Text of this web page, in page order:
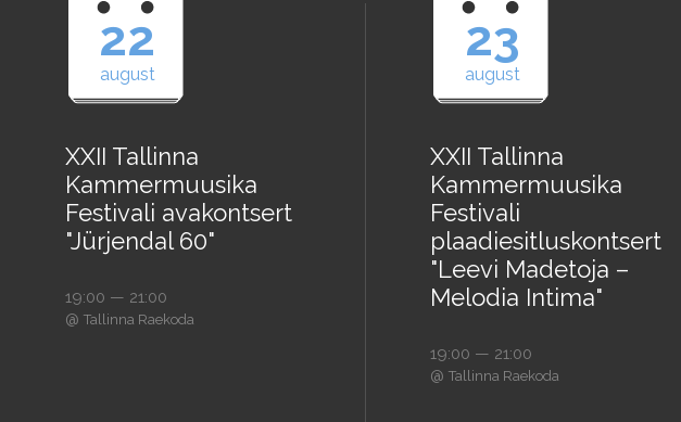
22
august
XXII Tallinna
Kammermuusika
Festivali avakontsert
"Jürjendal 60"
19:00 — 21:00
@ Tallinna Raekoda
23
august
XXII Tallinna
Kammermuusika
Festivali
plaadiesitluskontsert
"Leevi Madetoja –
Melodia Intima"
19:00 — 21:00
@ Tallinna Raekoda